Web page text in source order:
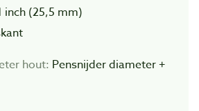
inch (25,5 mm)
hout: Pensnijder diameter +